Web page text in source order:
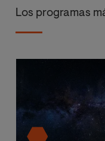
Los programas